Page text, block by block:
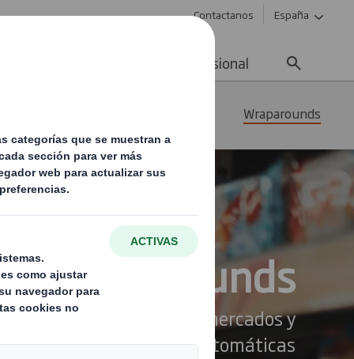
Contactanos España
Carrera profesional
Wraparounds
Wraparounds
diseñado para supermercados y
líneas de embalaje automáticas